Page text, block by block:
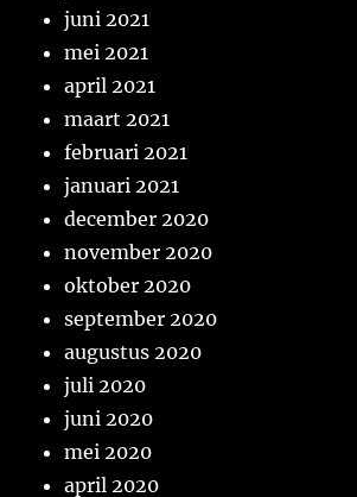
juni 2021
mei 2021
april 2021
maart 2021
februari 2021
januari 2021
december 2020
november 2020
oktober 2020
september 2020
augustus 2020
juli 2020
juni 2020
mei 2020
april 2020